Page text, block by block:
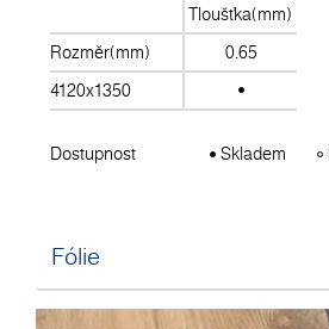
Tloušťka(mm)
Rozměr(mm)
0.65
4120x1350
Dostupnost Skladem
Fólie